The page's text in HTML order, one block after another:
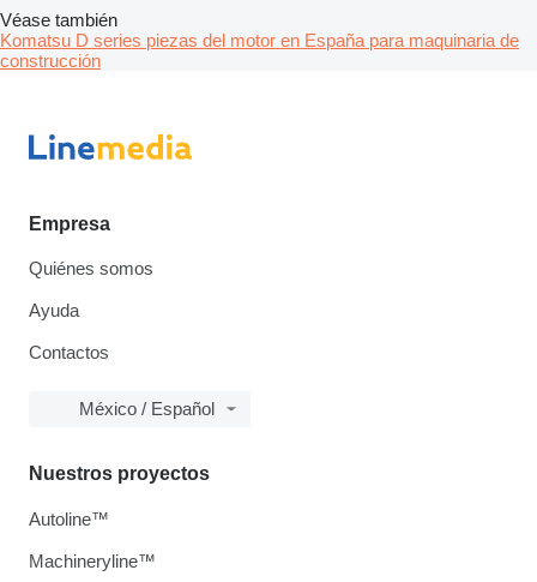
Véase también
Komatsu D series piezas del motor en España para maquinaria de
construcción
Empresa
Quiénes somos
Ayuda
Contactos
México / Español
Nuestros proyectos
Autoline™
Machineryline™